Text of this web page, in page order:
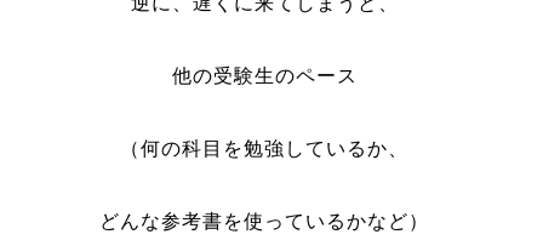
他の受験生のペース
（何の科目を勉強しているか、
どんな参考書を使っているかなど）